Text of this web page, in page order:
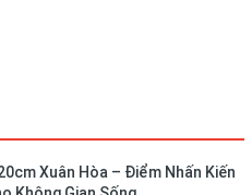
Xuân Hòa – Điểm Nhấn Kiến